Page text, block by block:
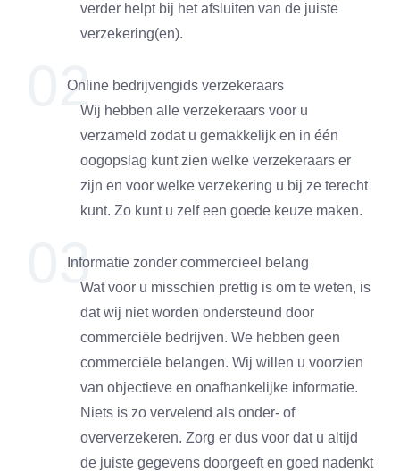
verder helpt bij het afsluiten van de juiste
verzekering(en).
02
Online bedrijvengids verzekeraars
Wij hebben alle verzekeraars voor u
verzameld zodat u gemakkelijk en in één
oogopslag kunt zien welke verzekeraars er
zijn en voor welke verzekering u bij ze terecht
kunt. Zo kunt u zelf een goede keuze maken.
03
Informatie zonder commercieel belang
Wat voor u misschien prettig is om te weten, is
dat wij niet worden ondersteund door
commerciële bedrijven. We hebben geen
commerciële belangen. Wij willen u voorzien
van objectieve en onafhankelijke informatie.
Niets is zo vervelend als onder- of
oververzekeren. Zorg er dus voor dat u altijd
de juiste gegevens doorgeeft en goed nadenkt